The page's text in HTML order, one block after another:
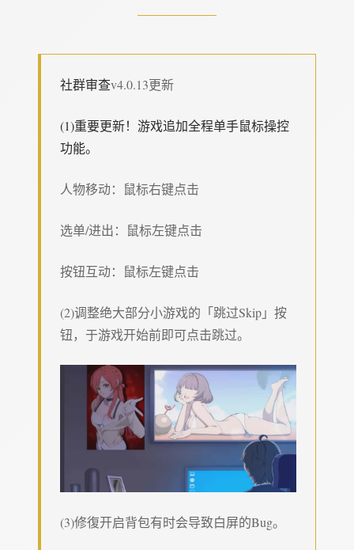
社群审查v4.0.13更新
(1)重要更新！游戏追加全程单手鼠标操控
功能。
人物移动：鼠标右键点击
选单/进出：鼠标左键点击
按钮互动：鼠标左键点击
(2)调整绝大部分小游戏的「跳过Skip」按
钮，于游戏开始前即可点击跳过。
(3)修復开启背包有时会导致白屏的Bug。